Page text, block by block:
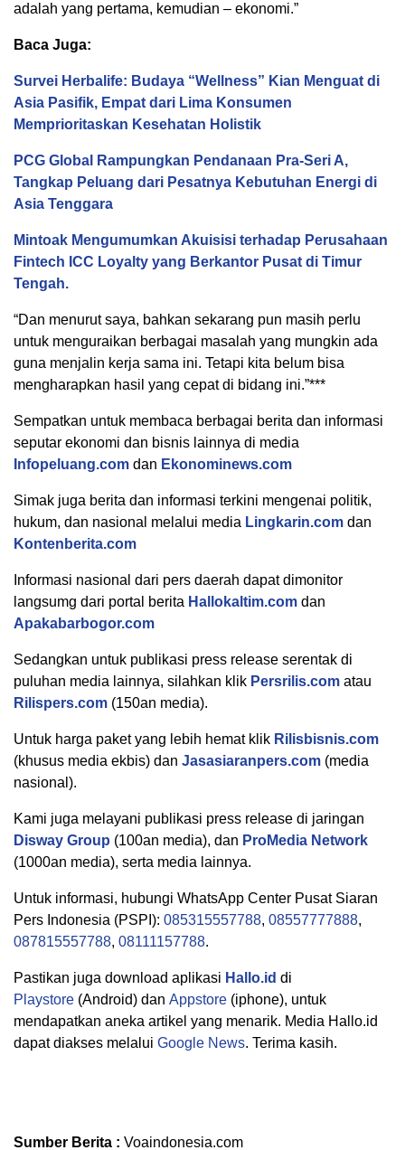
adalah yang pertama, kemudian – ekonomi.”
Baca Juga:
Survei Herbalife: Budaya “Wellness” Kian Menguat di
Asia Pasifik, Empat dari Lima Konsumen
Memprioritaskan Kesehatan Holistik
PCG Global Rampungkan Pendanaan Pra-Seri A,
Tangkap Peluang dari Pesatnya Kebutuhan Energi di
Asia Tenggara
Mintoak Mengumumkan Akuisisi terhadap Perusahaan
Fintech ICC Loyalty yang Berkantor Pusat di Timur
Tengah.
“Dan menurut saya, bahkan sekarang pun masih perlu
untuk menguraikan berbagai masalah yang mungkin ada
guna menjalin kerja sama ini. Tetapi kita belum bisa
mengharapkan hasil yang cepat di bidang ini.”***
Sempatkan untuk membaca berbagai berita dan informasi
seputar ekonomi dan bisnis lainnya di media
Infopeluang.com dan Ekonominews.com
Simak juga berita dan informasi terkini mengenai politik,
hukum, dan nasional melalui media Lingkarin.com dan
Kontenberita.com
Informasi nasional dari pers daerah dapat dimonitor
langsumg dari portal berita Hallokaltim.com dan
Apakabarbogor.com
Sedangkan untuk publikasi press release serentak di
puluhan media lainnya, silahkan klik Persrilis.com atau
Rilispers.com (150an media).
Untuk harga paket yang lebih hemat klik Rilisbisnis.com
(khusus media ekbis) dan Jasasiaranpers.com (media
nasional).
Kami juga melayani publikasi press release di jaringan
Disway Group (100an media), dan ProMedia Network
(1000an media), serta media lainnya.
Untuk informasi, hubungi WhatsApp Center Pusat Siaran
Pers Indonesia (PSPI): 085315557788, 08557777888,
087815557788, 08111157788.
Pastikan juga download aplikasi Hallo.id di
Playstore (Android) dan Appstore (iphone), untuk
mendapatkan aneka artikel yang menarik. Media Hallo.id
dapat diakses melalui Google News. Terima kasih.
Sumber Berita : Voaindonesia.com